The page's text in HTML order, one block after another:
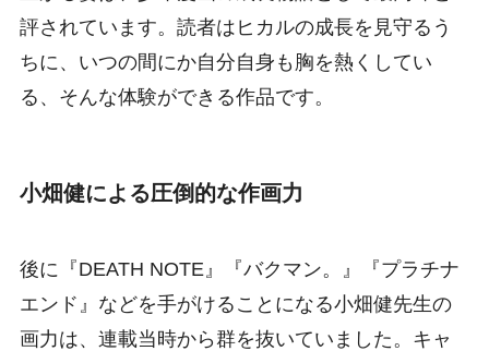
評されています。読者はヒカルの成長を見守るう
ちに、いつの間にか自分自身も胸を熱くしてい
る、そんな体験ができる作品です。
小畑健による圧倒的な作画力
後に『DEATH NOTE』『バクマン。』『プラチナ
エンド』などを手がけることになる小畑健先生の
画力は、連載当時から群を抜いていました。キャ